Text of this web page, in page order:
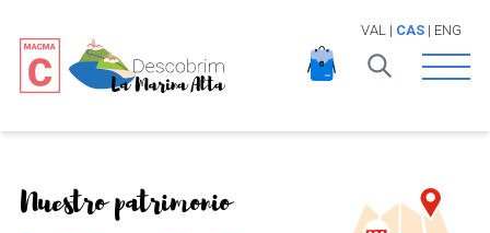
VAL | CAS| ENG
Open
Nuestro patrimonio